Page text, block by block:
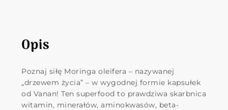
Opis
Poznaj siłę Moringa oleifera – nazywanej
„drzewem życia” – w wygodnej formie kapsułek
od Vanan! Ten superfood to prawdziwa skarbnica
witamin, minerałów, aminokwasów, beta-